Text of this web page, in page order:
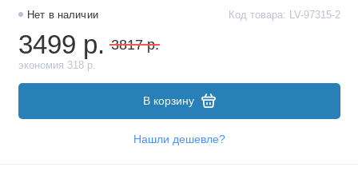
Нет в наличии Код товара: LV-97315-2
3499 р. 3817 р.
экономия 318 р.
В корзину
Нашли дешевле?